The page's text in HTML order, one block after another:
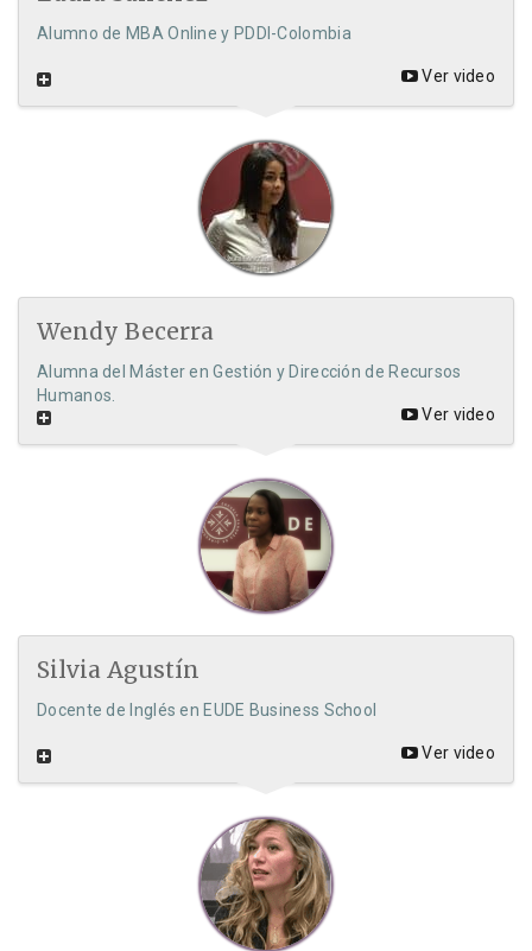
Alumno de MBA Online y PDDI-Colombia
Ver video
Wendy Becerra
Alumna del Máster en Gestión y Dirección de Recursos
Humanos.
Ver video
Silvia Agustín
Docente de Inglés en EUDE Business School
Ver video